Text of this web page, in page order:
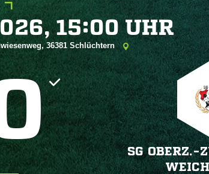
  
36381 Schlüchtern
SG OBERZ.-